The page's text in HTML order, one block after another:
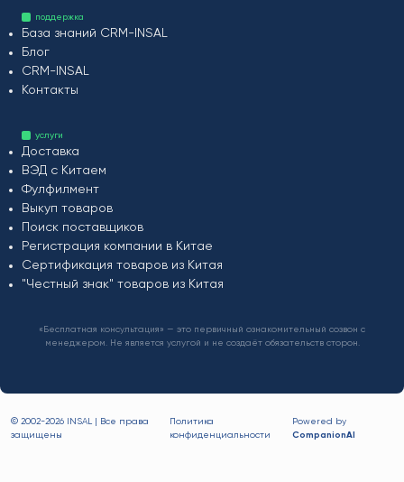
поддержка
База знаний CRM-INSAL
Блог
CRM-INSAL
Контакты
услуги
Доставка
ВЭД с Китаем
Фулфилмент
Выкуп товаров
Поиск поставщиков
Регистрация компании в Китае
Сертификация товаров из Китая
"Честный знак" товаров из Китая
«Бесплатная консультация» — это первичный ознакомительный созвон с
менеджером. Не является услугой и не создаёт обязательств сторон.
© 2002-2026 INSAL | Все права
защищены
Политика
конфиденциальности
Powered by
CompanionAI